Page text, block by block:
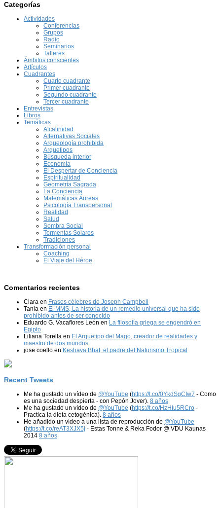
Categorías
Actividades
Conferencias
Grupos
Radio
Seminarios
Talleres
Ámbitos conscientes
Artículos
Cuadrantes
Cuarto cuadrante
Primer cuadrante
Segundo cuadrante
Tercer cuadrante
Entrevistas
Libros
Temáticas
Alcalinidad
Alternativas Sociales
Arqueología prohibida
Arquetipos
Búsqueda interior
Economía
El Despertar de Conciencia
Espiritualidad
Geometría Sagrada
La Conciencia
Matemáticas Áureas
Psicología Transpersonal
Realidad
Salud
Sombra Social
Tormentas Solares
Tradiciones
Transformación personal
Coaching
El Viaje del Héroe
Comentarios recientes
Clara en Frases célebres de Joseph Campbell
Tania en El MMS, La historia de un remedio universal que ha sido
prohibido antes de ser conocido
Eduardo G. Vacaflores León en La filosofía griega se engendró en
Egipto
Liliana Torella en El Arquetipo del Mago, creador de realidades y
maestro de dos mundos
jose coello en Keshava Bhat, el padre del Naturismo Tropical
Recent Tweets
Me ha gustado un vídeo de @YouTube (https://t.co/0YkdSgCIw7 - Como
es una sociedad despierta - con Pepón Jover). 8 años
Me ha gustado un vídeo de @YouTube (https://t.co/HzHIu5RCro -
Practica la dieta cetogénica). 8 años
He añadido un vídeo a una lista de reproducción de @YouTube
(https://t.co/reAT3XJX5j - Estas Tonne & Reka Fodor @ VDU Kaunas
2014 8 años